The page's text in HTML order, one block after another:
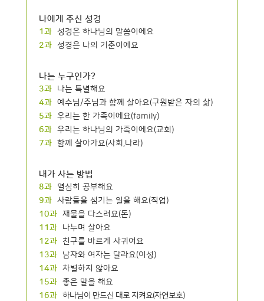
나에게 주신 성경
1과 성경은 하나님의 말씀이에요
2과 성경은 나의 기준이에요
나는 누구인가?
3과
나는 특별해요
4과 예수님/주님과 함께 살아요(구원받은 자의 삶)
5과 우리는 한 가족이에요(family)
6과 우리는 하나님의 가족이에요(교회)
7과 함께 살아가요(사회,나라)
내가 사는 방법
8과
열심히 공부해요
9과 사람들을 섬기는 일을 해요(직업)
10과 재물을 다스려요(돈)
11과
나누며 살아요
12과
친구를 바르게 사귀어요
13과
남자와 여자는 달라요(이성)
14과 차별하지 않아요
15과 좋은 말을 해요
16과 하나님이 만드신 대로 지켜요(자연보호)